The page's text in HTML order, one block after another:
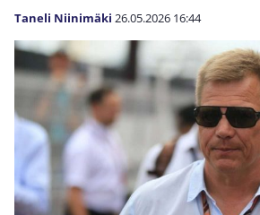
Taneli Niinimäki 26.05.2026 16:44